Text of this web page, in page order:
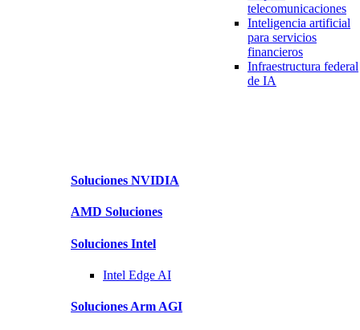
telecomunicaciones
Inteligencia artificial
para servicios
financieros
Infraestructura federal
de IA
Soluciones NVIDIA
AMD Soluciones
Soluciones Intel
Intel Edge AI
Soluciones Arm AGI